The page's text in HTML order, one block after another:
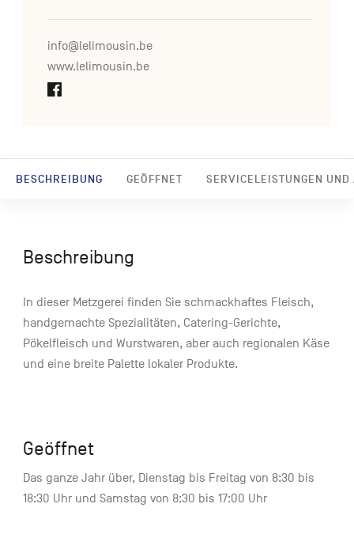
BESCHREIBUNG GEÖFFNET SERVICELEISTUNGEN UND
info@lelimousin.be
www.lelimousin.be
Beschreibung
In dieser Metzgerei finden Sie schmackhaftes Fleisch,
handgemachte Spezialitäten, Catering-Gerichte,
Pökelfleisch und Wurstwaren, aber auch regionalen Käse
und eine breite Palette lokaler Produkte.
Geöffnet
Das ganze Jahr über, Dienstag bis Freitag von 8:30 bis
18:30 Uhr und Samstag von 8:30 bis 17:00 Uhr